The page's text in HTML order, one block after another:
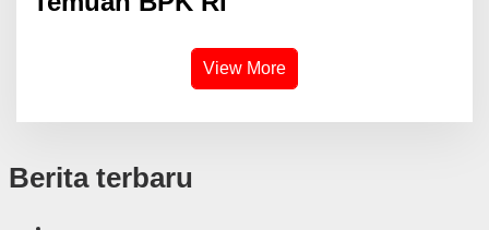
View More
Berita terbaru